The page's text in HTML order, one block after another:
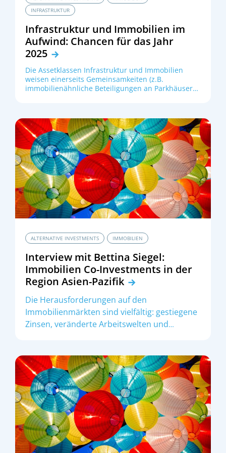
beobachten.
INFRASTRUKTUR
Infrastruktur und Immobilien im
Aufwind: Chancen für das Jahr
2025
Die Assetklassen Infrastruktur und Immobilien
weisen einerseits Gemeinsamkeiten (z.B.
immobilienähnliche Beteiligungen an Parkhäusern
unterschiedlich auf die hohe Inflation und den
damit verbunden Zinsanstieg reagiert. Beiden
Assetklassen gemeinsam ist jedoch eines: Das Jahr
2025 sollte sowohl für Immobilien als auch für
Infrastruktur positiv verlaufen.
ALTERNATIVE INVESTMENTS IMMOBILIEN
Interview mit Bettina Siegel:
Immobilien Co-Investments in der
Region Asien-Pazifik
Die Herausforderungen auf den
Immobilienmärkten sind vielfältig: gestiegene
Zinsen, veränderte Arbeitswelten und
ab, und Chancen rücken wieder ins Licht.
Institutionelle Investoren setzen daher
vermehrt auf globale Immobilienstrategien,
um zu diversifizieren und von regionalen
Momenta zu profitieren. Besonders der
asiatische Raum gewinnt hierbei an
Bedeutung.